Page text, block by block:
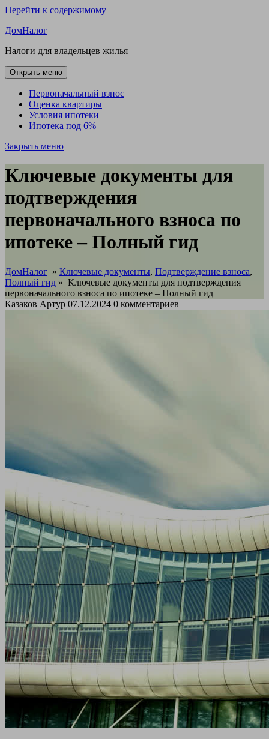
Перейти к содержимому
ДомНалог
Налоги для владельцев жилья
Открыть меню
Первоначальный взнос
Оценка квартиры
Условия ипотеки
Ипотека под 6%
Закрыть меню
Ключевые документы для
подтверждения
первоначального взноса по
ипотеке – Полный гид
ДомНалог » Ключевые документы, Подтверждение взноса,
Полный гид » Ключевые документы для подтверждения
первоначального взноса по ипотеке – Полный гид
Казаков Артур 07.12.2024 0 комментариев